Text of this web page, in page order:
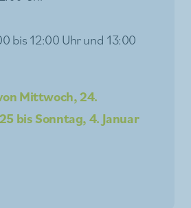
bis 12:00 Uhr und 13:00
Mittwoch, 24.
bis Sonntag, 4. Januar